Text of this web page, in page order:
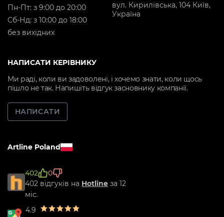
вул. Кирилівська, 104 Київ,
Україна
Пн-Пт: з 9:00 до 20:00
Cб-Нд: з 10:00 до 18:00
без вихідних
НАПИСАТИ КЕРІВНИКУ
Ми раді, коли ви задоволені, і хочемо знати, коли щось
пішло не так. Напишіть відгук засновнику компанії.
НАПИСАТИ
Artline Poland
402
0
402 відгуків на Hotline за 12
міс.
4.9